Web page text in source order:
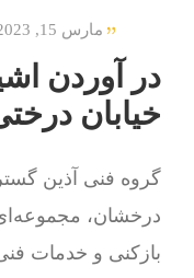
مارس 15, 2023
در آوردن
خیابان درختی کرج
درخشان، مجموعه‌ای
بازکنی و خدمات